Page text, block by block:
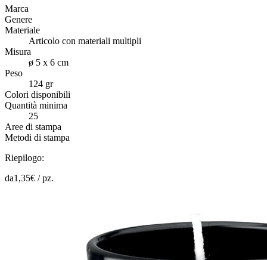
Marca
Genere
Materiale
Articolo con materiali multipli
Misura
ø 5 x 6 cm
Peso
124 gr
Colori disponibili
Quantità minima
25
Aree di stampa
Metodi di stampa
Riepilogo:
da1,35€ /pz.